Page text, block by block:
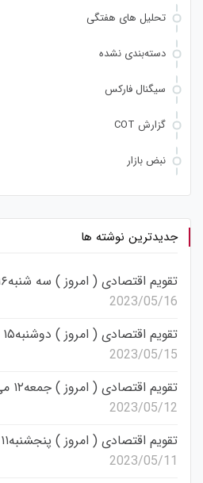
تحلیل های هفتگی
دسته‌بندی نشده
سیگنال فارکس
گزارش COT
نبض بازار
جدیدترین نوشته ها
تقویم اقتصادی ( امروز ) سه شنبه۱۶ می ۲۰۲۳
2023/05/16
تقویم اقتصادی ( امروز ) دوشنبه۱۵ می ۲۰۲۳
2023/05/15
تقویم اقتصادی ( امروز ) جمعه۱۲ می ۲۰۲۳
2023/05/12
تقویم اقتصادی ( امروز ) پنجشنبه۱۱ می ۲۰۲۳
2023/05/11